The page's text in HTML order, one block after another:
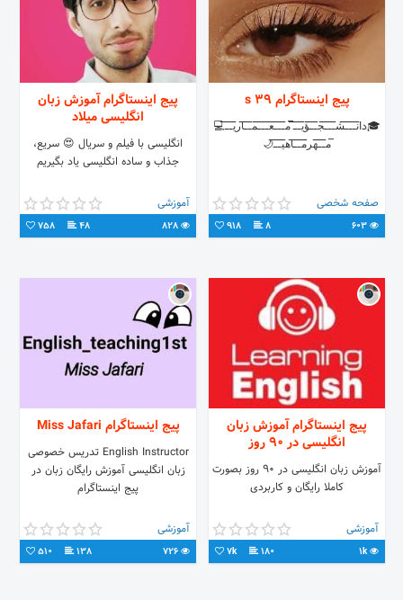
پیج اینستاگرام 39 s
🎓دا̅̅ن̅̅ـ̅̅ـ̅̅ـ̅̅ش̅̅ـ̅̅ـ̅̅ـ̅̅ج̅̅ـ̅̅ـ̅̅ـؤ̅̅ی̅̅ـ̅̅ـ̅̅ـ ̅̅م̅̅ـ̅̅ـ̅̅ـ̅̅ع̅̅ـ̅̅ـ̅̅ـ̅̅م̅̅ـ̅̅ـ̅̅ـار̅̅ی̅̅ـ̅̅ـ̅̅ـ💻
̅̅م̅̅ـ̅̅ـ̅̅ـهر̅̅م̅̅ـ̅̅ـ̅̅ـاه̅̅ی̅̅ـ̅̅ـ̅̅ـ🌙
صفحه شخصی
8
918
پیج اینستاگرام آموزش زبان
انگلیسی میلاد
انگلیسی با فیلم و سریال 😍 سریع،
جذاب و ساده انگلیسی یاد بگیریم
آموزشی
48
758
پیج اینستاگرام آموزش زبان
انگلیسی در 90 روز
آموزش زبان انگلیسی در 90 روز بصورت
کاملا رایگان و کاربردی
آموزشی
1k
180
7k
پیج اینستاگرام Miss Jafari
English Instructor تدریس خصوصی
زبان انگلیسی آموزش رایگان زبان در
پیج اینستاگرام
آموزشی
138
510